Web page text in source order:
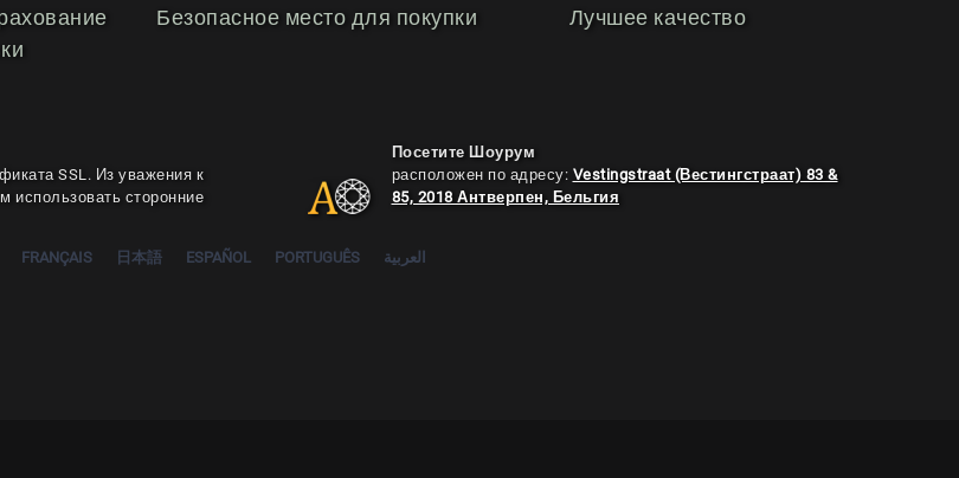
Безопасное место для покупки Лучшее качество
Посетите Шоурум
расположен по адресу: Vestingstraat (Вестингстраат) 83 &
85, 2018 Антверпен, Бельгия
SSL. Из уважения к
использовать сторонние
FRANÇAIS 日本語 ESPAÑOL PORTUGUÊS العربية